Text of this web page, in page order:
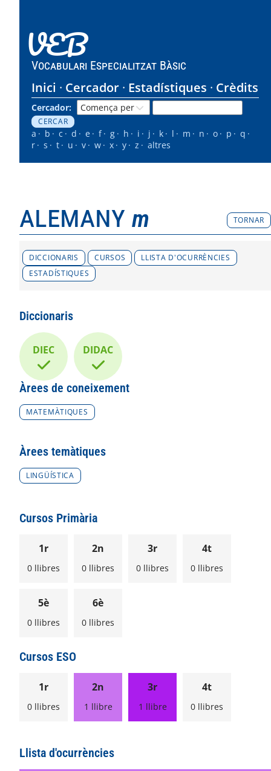
VEB
Vocabulari Especialitzat Bàsic
Inici Cercador Estadístiques Crèdits
Cercador:
a b c d e f g h i j k l m n o p
q
r
s t u v w x y z altres
alemany m TORNAR
DICCIONARIS CURSOS
LLISTA D'OCURRÈNCIES
ESTADÍSTIQUES
Diccionaris
DIEC DIDAC
Àrees de coneixement
MATEMÀTIQUES
Àrees temàtiques
LINGÜÍSTICA
Cursos Primària
1r
0 llibres
2n
0 llibres
3r
0 llibres
4t
0 llibres
5è
0 llibres
6è
0 llibres
Cursos ESO
1r
0 llibres
2n
1 llibre
3r
1 llibre
4t
0 llibres
Llista d'ocurrències